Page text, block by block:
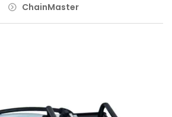
ChainMaster